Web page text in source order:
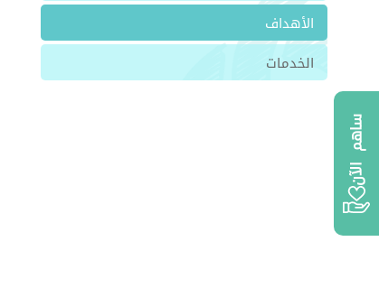
الأهداف
الخدمات
ساهم الآن